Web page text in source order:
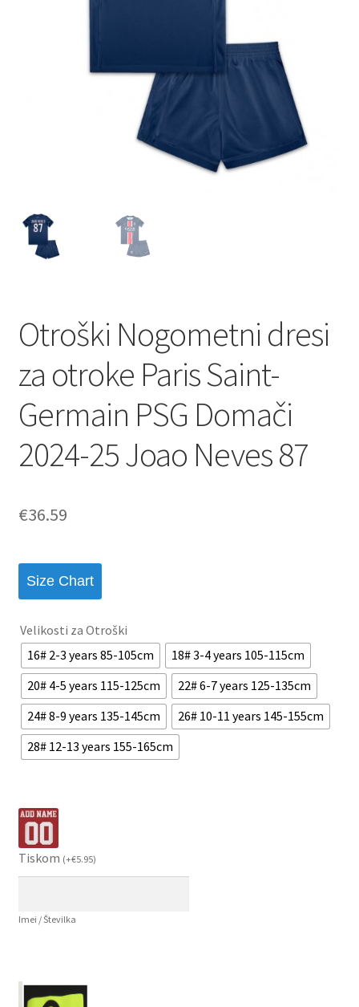
Otroški Nogometni dresi
za otroke Paris Saint-
Germain PSG Domači
2024-25 Joao Neves 87
€36.59
Size Chart
Velikosti za Otroški
16# 2-3 years 85-105cm
18# 3-4 years 105-115cm
20# 4-5 years 115-125cm
22# 6-7 years 125-135cm
24# 8-9 years 135-145cm
26# 10-11 years 145-155cm
28# 12-13 years 155-165cm
Tiskom (+€5.95)
Imei / Številka